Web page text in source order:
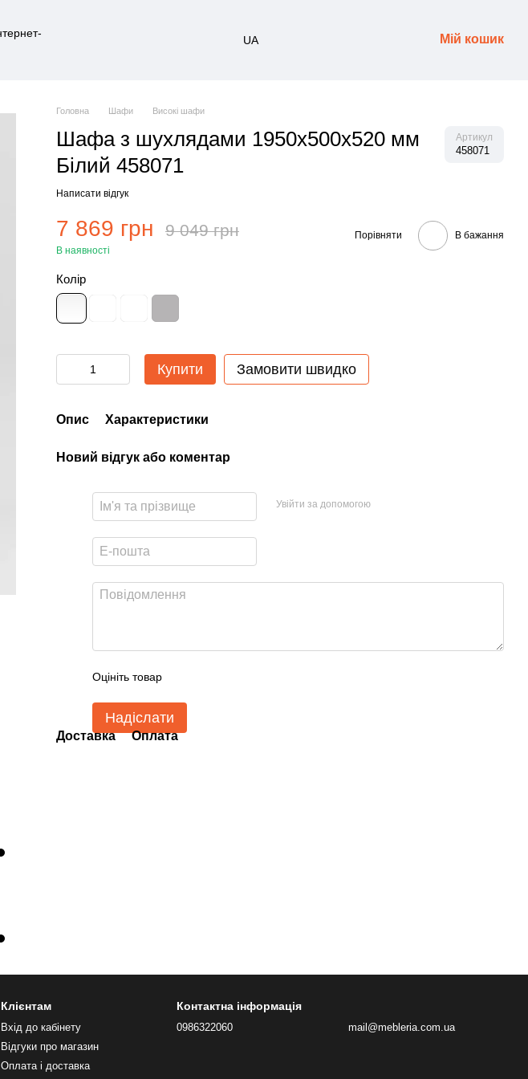
UA Мій кошик
Головна Шафи Високі шафи
Шафа з шухлядами 1950х500х520 мм
Білий 458071
Артикул
458071
Написати відгук
7 869 грн 9 049 грн
В наявності
Порівняти В бажання
Колір
Купити Замовити швидко
Опис Характеристики
Новий відгук або коментар
Увійти за допомогою
Оцініть товар
Надіслати
Доставка Оплата
Клієнтам
Вхід до кабінету
Відгуки про магазин
Оплата і доставка
Контактна інформація
0986322060 mail@mebleria.com.ua